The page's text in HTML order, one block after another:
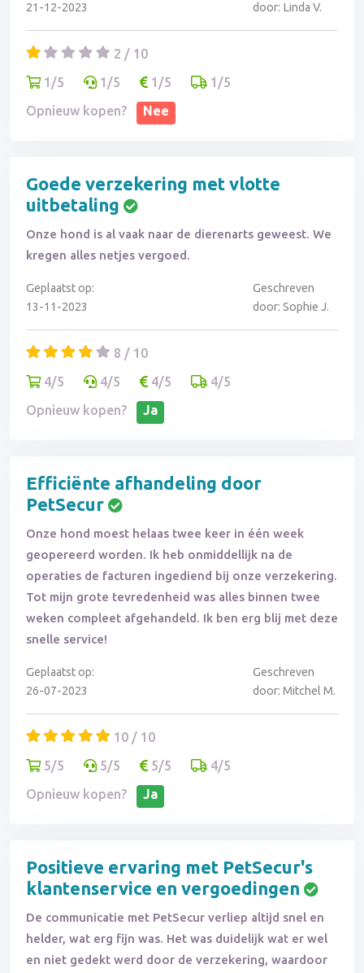
21-12-2023
door: Linda V.
2 / 10
1/5
1/5 1/5
1/5
Opnieuw kopen?
Nee
Goede verzekering met vlotte
uitbetaling
Onze hond is al vaak naar de dierenarts geweest. We
kregen alles netjes vergoed.
Geplaatst op:
13-11-2023
Geschreven
door: Sophie J.
8 / 10
4/5
4/5 4/5
4/5
Opnieuw kopen?
Ja
Efficiënte afhandeling door
PetSecur
Onze hond moest helaas twee keer in één week
geopereerd worden. Ik heb onmiddellijk na de
operaties de facturen ingediend bij onze verzekering.
Tot mijn grote tevredenheid was alles binnen twee
weken compleet afgehandeld. Ik ben erg blij met deze
snelle service!
Geplaatst op:
26-07-2023
Geschreven
door: Mitchel M.
10 / 10
5/5
5/5 5/5
4/5
Opnieuw kopen?
Ja
Positieve ervaring met PetSecur's
klantenservice en vergoedingen
De communicatie met PetSecur verliep altijd snel en
helder, wat erg fijn was. Het was duidelijk wat er wel
en niet gedekt werd door de verzekering, waardoor